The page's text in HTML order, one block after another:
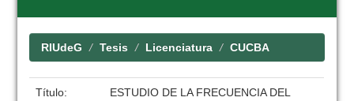
RIUdeG Tesis Licenciatura CUCBA
Título:
ESTUDIO DE LA FRECUENCIA DEL